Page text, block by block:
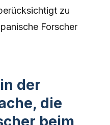
zu
Forscher
der
die
beim